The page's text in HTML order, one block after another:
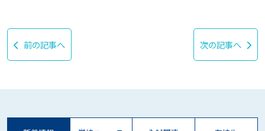
前の記事へ 次の記事へ